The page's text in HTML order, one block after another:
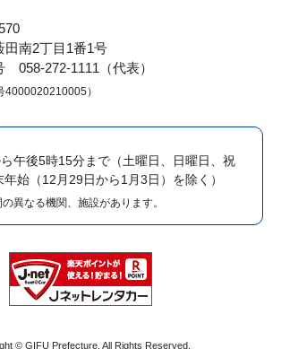
田南2丁目1番1号
058-272-1111（代表）
4000020210005）
午後5時15分まで （土曜日、日曜日、祝
始（12月29日から1月3日）を除く）
異なる機関、施設があります。
© GIFU Prefecture. All Rights Reserved.